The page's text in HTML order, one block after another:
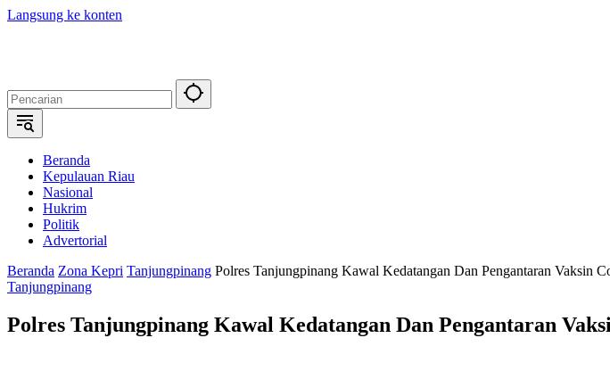
Langsung ke konten
Beranda
Kepulauan Riau
Nasional
Hukrim
Politik
Advertorial
Beranda Zona Kepri Tanjungpinang Polres Tanjungpinang Kawal Kedatangan Dan Pengantaran Vaksin
Tanjungpinang
Polres Tanjungpinang Kawal Kedatangan Dan Pengantaran